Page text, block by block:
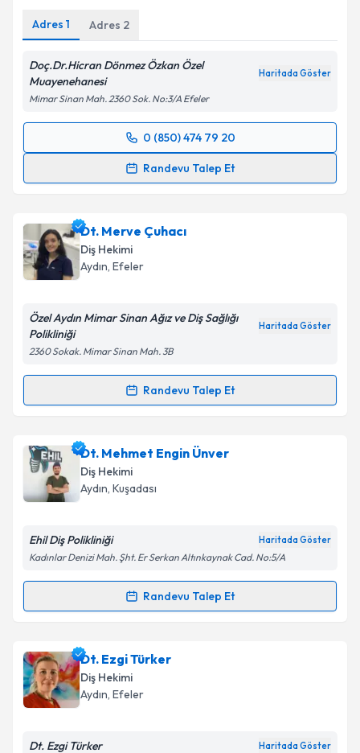
kapsamda işlenmesini kabul ediyorum.
Takvim Talebini Gönder
Adres 1 Adres 2
Doç.Dr.Hicran Dönmez Özkan Özel
Muayenehanesi
Haritada Göster
Mimar Sinan Mah. 2360 Sok. No:3/A Efeler
0 (850) 474 79 20
Randevu Talep Et
Randevu Takvimi Talebi
almanız için bir takvim hazırlandığında e-posta ile
bilgilendireceğiz.
E-posta Adresiniz
Kişisel verilerimin işlenmesine ilişkin
Metni'ni okudum ve kişisel verilerimin belirtilen
kapsamda işlenmesini kabul ediyorum.
Dt. Merve Çuhacı
Diş Hekimi
Aydın, Efeler
Özel Aydın Mimar Sinan Ağız ve Diş Sağlığı
Polikliniği
Haritada Göster
2360 Sokak. Mimar Sinan Mah. 3B
Randevu Talep Et
Randevu Takvimi Talebi
Dt. Merve Çuhacıiçin randevu takvimi talebi
oluşturun. Size bu uzmandan randevu almanız için bir
takvim hazırlandığında e-posta ile bilgilendireceğiz.
Kişisel verilerimin işlenmesine ilişkin
Metni'ni okudum ve kişisel verilerimin belirtilen
Takvim Talebini Gönder
Dt. Mehmet Engin Ünver
Diş Hekimi
Aydın, Kuşadası
Ehil Diş Polikliniği Haritada Göster
Kadınlar Denizi Mah. Şht. Er Serkan Altınkaynak Cad. No:5/A
Randevu Talep Et
Randevu Takvimi Talebi
Dt. Mehmet Engin Ünver
oluşturun. Size bu uzmandan randevu almanız için bir
takvim hazırlandığında e-posta ile bilgilendireceğiz.
Dt. Ezgi Türker
Diş Hekimi
Aydın, Efeler
Dt. Ezgi Türker Haritada Göster